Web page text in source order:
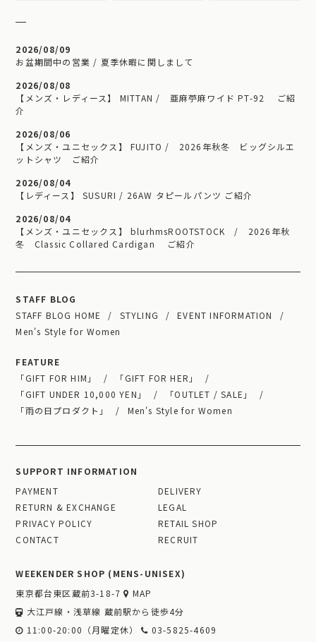
2026/08/09
お盆期間中の営業 / 夏季休暇に関しまして
2026/08/08
【メンズ・レディース】 MITTAN / 亜麻苧麻ワイド PT-92 ご紹
介
2026/08/06
【メンズ・ユニセックス】 FUJITO / 2026年秋冬 ビッグシルエ
ットシャツ ご紹介
2026/08/04
【レディース】 SUSURI / 26AW タピールパンツ ご紹介
2026/08/04
【メンズ・ユニセックス】 blurhmsROOTSTOCK / 2026年秋
冬 Classic Collared Cardigan ご紹介
STAFF BLOG
STAFF BLOG HOME
STYLING
EVENT INFORMATION
Men's Style for Women
FEATURE
「GIFT FOR HIM」
「GIFT FOR HER」
「GIFT UNDER 10,000 YEN」
「OUTLET / SALE」
「雨の日プロダクト」
Men's Style for Women
SUPPORT INFORMATION
PAYMENT
DELIVERY
RETURN & EXCHANGE
LEGAL
PRIVACY POLICY
RETAIL SHOP
CONTACT
RECRUIT
WEEKENDER SHOP (MENS-UNISEX)
東京都台東区蔵前3-18-7
MAP
大江戸線・浅草線 蔵前駅から徒歩4分
11:00-20:00（月曜定休）
03-5825-4609